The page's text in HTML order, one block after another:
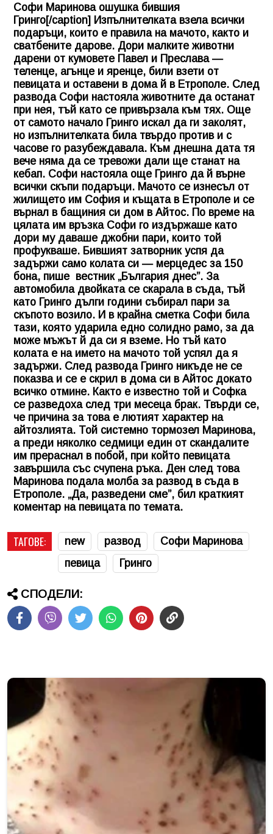
Софи Маринова ошушка бившия
Гринго[/caption] Изпълнителката взела всички
подаръци, които е правила на мачото, както и
сватбените дарове. Дори малките животни
дарени от кумовете Павел и Преслава —
теленце, агънце и яренце, били взети от
певицата и оставени в дома й в Етрополе. След
развода Софи настояла животните да останат
при нея, тъй като се привързала към тях. Още
от самото начало Гринго искал да ги заколят,
но изпълнителката била твърдо против и с
часове го разубеждавала. Към днешна дата тя
вече няма да се тревожи дали ще станат на
кебап. Софи настояла още Гринго да й върне
всички скъпи подаръци. Мачото се изнесъл от
жилището им София и къщата в Етрополе и се
върнал в бащиния си дом в Айтос. По време на
цялата им връзка Софи го издържаше като
дори му даваше джобни пари, които той
профукваше. Бившият затворник успя да
задържи само колата си — мерцедес за 150
бона, пише вестник „България днес”. За
автомобила двойката се скарала в съда, тъй
като Гринго дълги години събирал пари за
скъпото возило. И в крайна сметка Софи била
тази, която ударила едно солидно рамо, за да
може мъжът й да си я вземе. Но тъй като
колата е на името на мачото той успял да я
задържи. След развода Гринго никъде не се
показва и се е скрил в дома си в Айтос докато
всичко отмине. Както е известно той и Софка
се разведоха след три месеца брак. Твърди се,
че причина за това е лютият характер на
айтозлията. Той системно тормозел Маринова,
а преди няколко седмици един от скандалите
им прераснал в побой, при който певицата
завършила със счупена ръка. Ден след това
Маринова подала молба за развод в съда в
Етрополе. „Да, разведени сме”, бил краткият
коментар на певицата по темата.
ТАГОВЕ: new развод
Софи Маринова
певица
Гринго
СПОДЕЛИ: